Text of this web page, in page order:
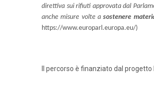
direttiva sui rifiuti approvata dal
anche misure volte asostenere
https://www.europarl.europa.eu/)
Il percorso è finanziato dal progetto